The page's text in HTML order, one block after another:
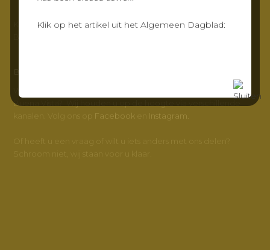
KvK-nr: 23032217
Wilt u meer weten en op de hoogte blijven van Grand Café
Buena Vista? Wij houden u op de hoogte via verschillende
kanalen. Volg ons op Facebook Instagram.
Of heeft u een vraag of wilt u iets anders met ons delen?
Schroom niet, wij staan voor u klaar.
Klik op het artikel uit het Algemeen Dagblad: